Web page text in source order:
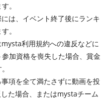
。
は、イベント終了後にランキ
。
利用規約への違反などに
加資格を喪失した場合、賞金
項を全て満たさずに動画を投
た場合、またはmystaチーム